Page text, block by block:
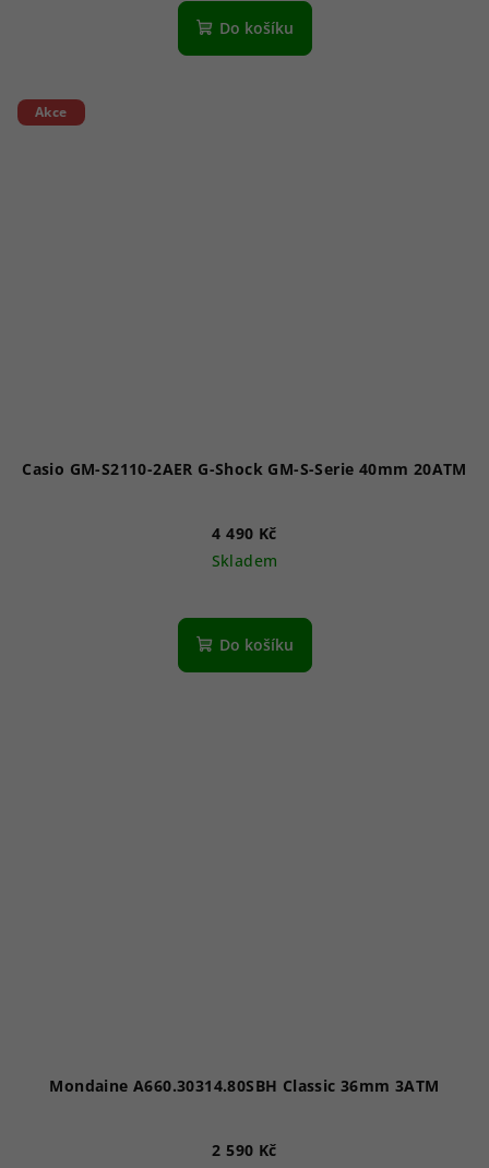
Do košíku
Akce
Casio GM-S2110-2AER G-Shock GM-S-Serie 40mm 20ATM
4 490 Kč
Skladem
Do košíku
Mondaine A660.30314.80SBH Classic 36mm 3ATM
2 590 Kč